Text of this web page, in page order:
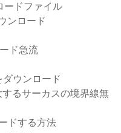
ードファイル
ンロード
ド急流
ウンロード
るサーカスの境界線無
ドする方法